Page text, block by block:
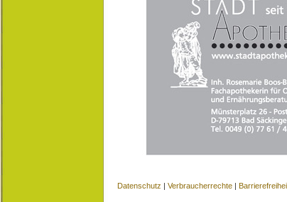
Datenschutz | Verbraucherrechte |